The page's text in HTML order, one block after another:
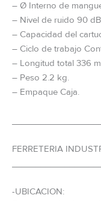
– Ø Interno de
– Nivel de ruido 90
– Capacidad del
– Ciclo de trabajo
– Longitud total 336
– Peso 2.2 kg.
– Empaque Caja.
FERRETERIA
-UBICACION: